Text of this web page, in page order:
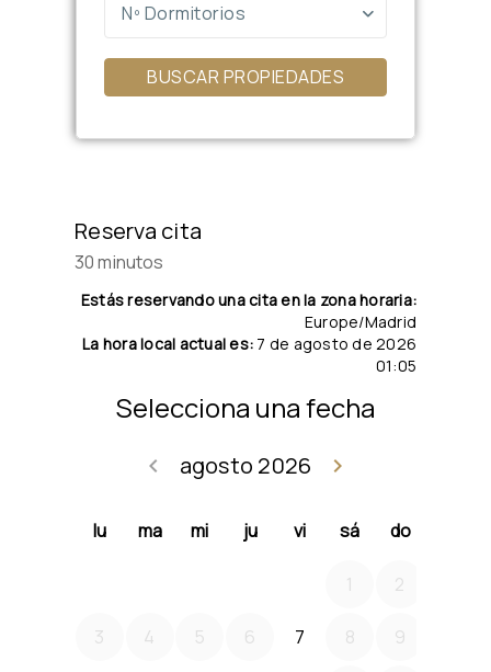
Nº Dormitorios
BUSCAR PROPIEDADES